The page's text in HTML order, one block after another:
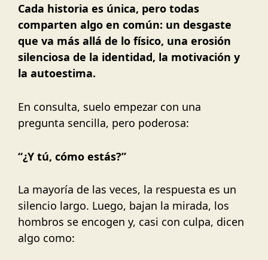
Cada historia es única, pero todas
comparten algo en común: un desgaste
que va más allá de lo físico, una erosión
silenciosa de la identidad, la motivación y
la autoestima.
En consulta, suelo empezar con una
pregunta sencilla, pero poderosa:
“¿Y tú, cómo estás?”
La mayoría de las veces, la respuesta es un
silencio largo. Luego, bajan la mirada, los
hombros se encogen y, casi con culpa, dicen
algo como: